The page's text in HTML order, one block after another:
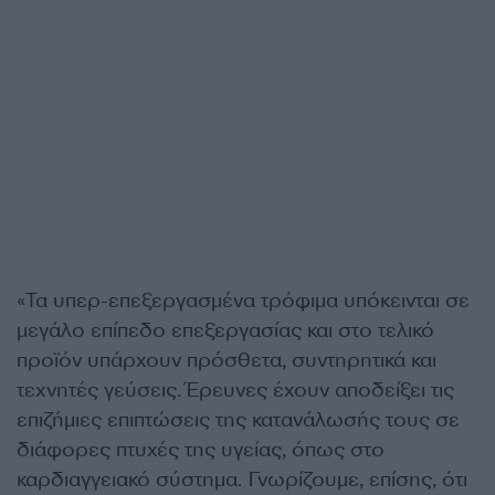
«Τα υπερ-επεξεργασμένα τρόφιμα υπόκεινται σε
μεγάλο επίπεδο επεξεργασίας και στο τελικό
προϊόν υπάρχουν πρόσθετα, συντηρητικά και
τεχνητές γεύσεις. Έρευνες έχουν αποδείξει τις
επιζήμιες επιπτώσεις της κατανάλωσής τους σε
διάφορες πτυχές της υγείας, όπως στο
καρδιαγγειακό σύστημα. Γνωρίζουμε, επίσης, ότι